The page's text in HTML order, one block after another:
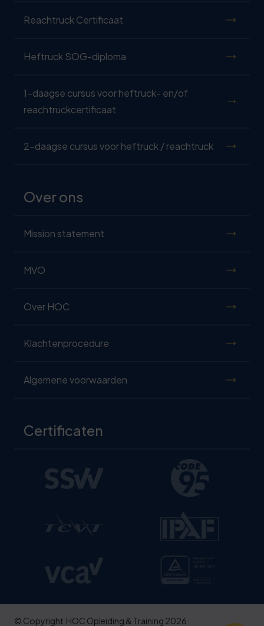
Reachtruck Certificaat
Heftruck SOG-diploma
1-daagse cursus voor heftruck- en/of
reachtruckcertificaat
2-daagse cursus voor heftruck / reachtruck
Over ons
Mission statement
MVO
Over HOC
Klachtenprocedure
Algemene voorwaarden
Certificaten
© Copyright HOC Opleiding & Training 2026